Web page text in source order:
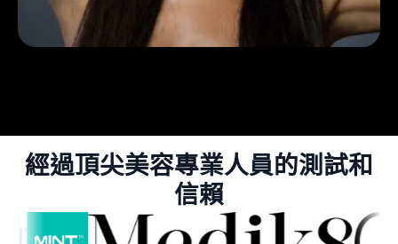
經過頂尖美容專業人員的測試和
信賴